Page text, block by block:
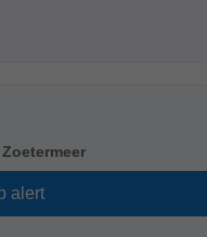
Zoetermeer